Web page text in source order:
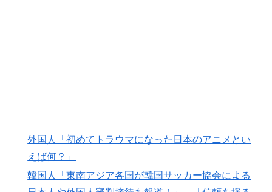
外国人「初めてトラウマになった日本のアニメとい
えば何？」
韓国人「東南アジア各国が韓国サッカー協会による